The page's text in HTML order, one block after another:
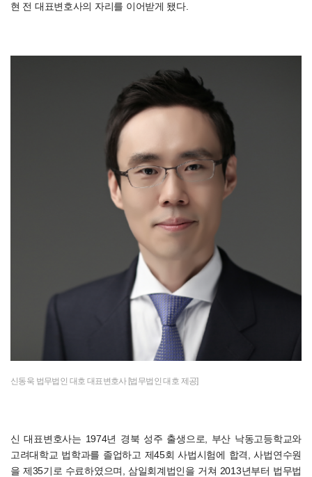
현 전 대표변호사의 자리를 이어받게 됐다.
신동욱 법무법인 대호 대표변호사 [법무법인 대호 제공]
신 대표변호사는 1974년 경북 성주 출생으로, 부산 낙동고등학교와
고려대학교 법학과를 졸업하고 제45회 사법시험에 합격, 사법연수원
을 제35기로 수료하였으며, 삼일회계법인을 거쳐 2013년부터 법무법